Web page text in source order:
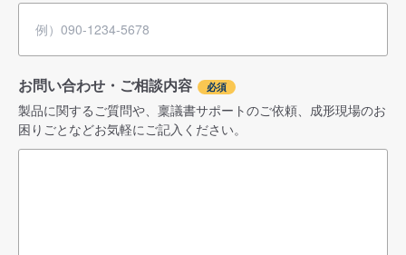
お問い合わせ・ご相談内容
製品に関するご質問や、稟議書サポートのご依頼、成形現場のお
困りごとなどお気軽にご記入ください。